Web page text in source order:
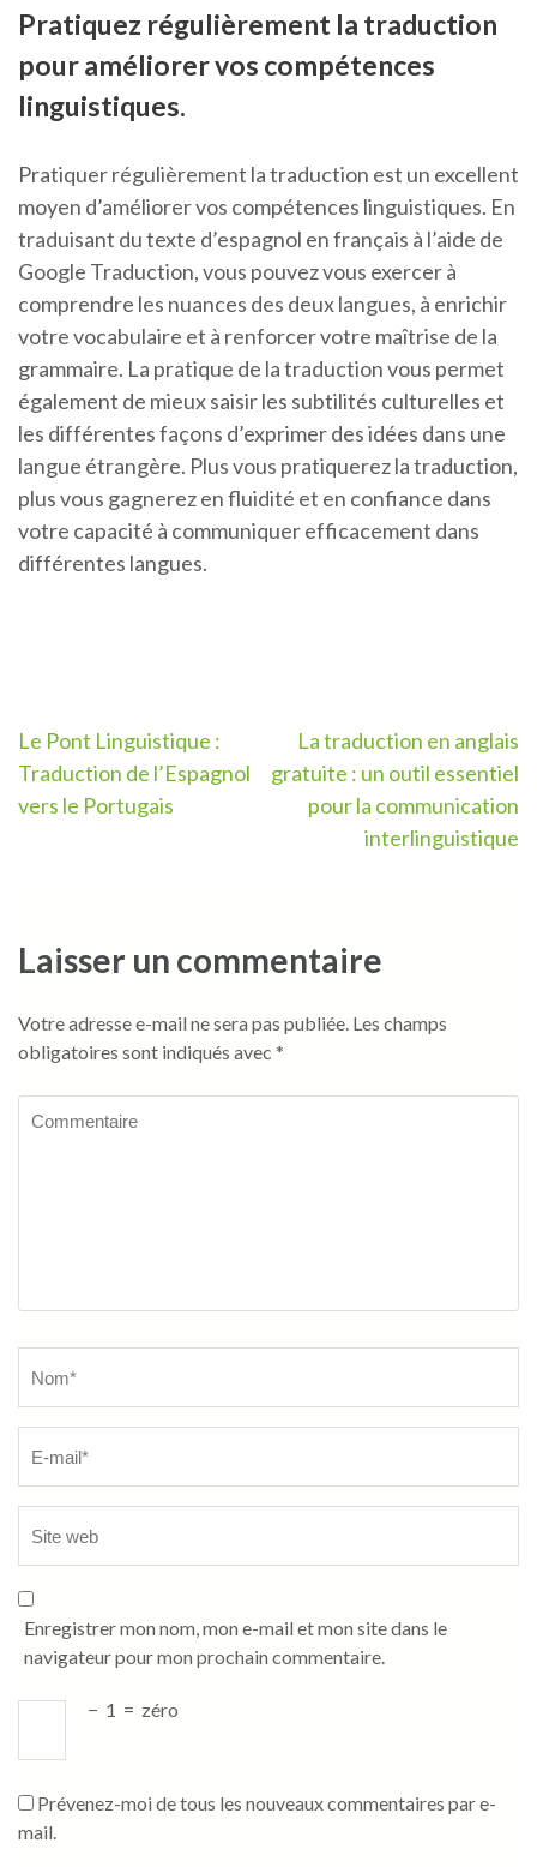
Pratiquez régulièrement la traduction
pour améliorer vos compétences
linguistiques.
Pratiquer régulièrement la traduction est un excellent
moyen d’améliorer vos compétences linguistiques. En
traduisant du texte d’espagnol en français à l’aide de
Google Traduction, vous pouvez vous exercer à
comprendre les nuances des deux langues, à enrichir
votre vocabulaire et à renforcer votre maîtrise de la
grammaire. La pratique de la traduction vous permet
également de mieux saisir les subtilités culturelles et
les différentes façons d’exprimer des idées dans une
langue étrangère. Plus vous pratiquerez la traduction,
plus vous gagnerez en fluidité et en confiance dans
votre capacité à communiquer efficacement dans
différentes langues.
Navigation
de
Le Pont Linguistique :
Traduction de l’Espagnol
vers le Portugais
La traduction en anglais
gratuite : un outil essentiel
pour la communication
interlinguistique
Laisser un commentaire
Votre adresse e-mail ne sera pas publiée. Les champs
obligatoires sont indiqués avec *
Enregistrer mon nom, mon e-mail et mon site dans le
navigateur pour mon prochain commentaire.
− 1 = zéro
Prévenez-moi de tous les nouveaux commentaires par e-
mail.